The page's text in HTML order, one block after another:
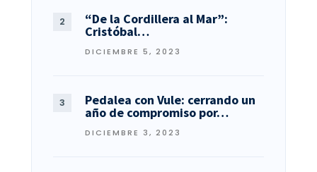
“De la Cordillera al Mar”:
Cristóbal…
DICIEMBRE 5, 2023
Pedalea con Vule: cerrando un
año de compromiso por…
DICIEMBRE 3, 2023